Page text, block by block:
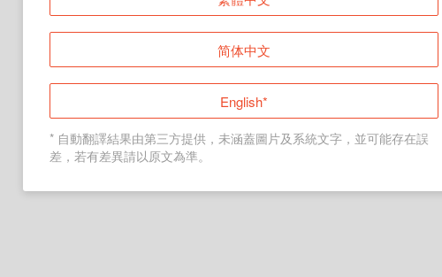
返回首頁
简体中文
English*
* 自動翻譯結果由第三方提供，未涵蓋圖片及系統文字，並可能存在誤
差，若有差異請以原文為準。